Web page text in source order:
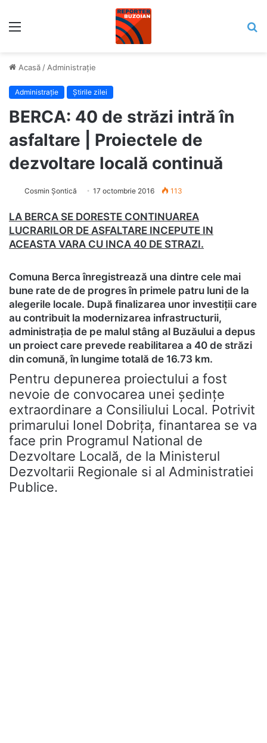
Acasă / Administrație
Administrație Știrile zilei
BERCA: 40 de străzi intră în
asfaltare | Proiectele de
dezvoltare locală continuă
Cosmin Șontică 17 octombrie 2016 113
LA BERCA SE DORESTE CONTINUAREA
LUCRARILOR DE ASFALTARE INCEPUTE IN
ACEASTA VARA CU INCA 40 DE STRAZI.
Comuna Berca înregistrează una dintre cele mai
bune rate de de progres în primele patru luni de la
alegerile locale. După finalizarea unor investiții care
au contribuit la modernizarea infrastructurii,
administrația de pe malul stâng al Buzăului a depus
un proiect care prevede reabilitarea a 40 de străzi
din comună, în lungime totală de 16.73 km.
Pentru depunerea proiectului a fost
nevoie de convocarea unei ședințe
extraordinare a Consiliului Local. Potrivit
primarului Ionel Dobrița, finantarea se va
face prin Programul National de
Dezvoltare Locală, de la Ministerul
Dezvoltarii Regionale si al Administratiei
Publice.